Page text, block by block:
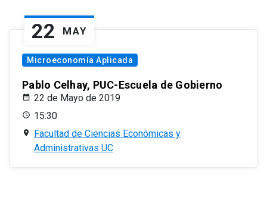
22 MAY
Microeconomía Aplicada
Pablo Celhay, PUC-Escuela de Gobierno
22 de Mayo de 2019
15:30
Facultad de Ciencias Económicas y
Administrativas UC